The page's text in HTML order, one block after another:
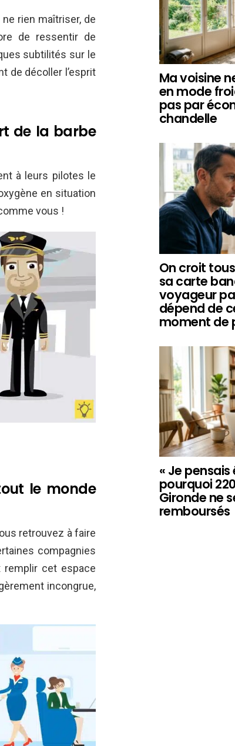
rien maîtriser, de
de ressentir de
subtilités sur le
de décoller l’esprit
de la barbe
à leurs pilotes le
en situation
vous !
le monde
retrouvez à faire
compagnies
remplir cet espace
incongrue,
Ma voisine
en mode
pas par
chandelle
On croit
sa carte
voyageur
dépend de
moment de
« Je
pourquoi
Gironde ne
remboursés